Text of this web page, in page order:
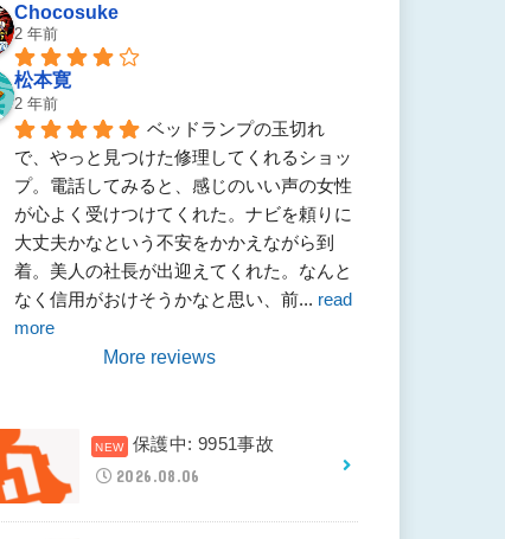
Chocosuke
2 年前
松本寛
2 年前
ベッドランプの玉切れ
で、やっと見つけた修理してくれるショッ
プ。電話してみると、感じのいい声の女性
が心よく受けつけてくれた。ナビを頼りに
大丈夫かなという不安をかかえながら到
着。美人の社長が出迎えてくれた。なんと
なく信用がおけそうかなと思い、前... read
more
More reviews
保護中: 9951事故
2026.08.06